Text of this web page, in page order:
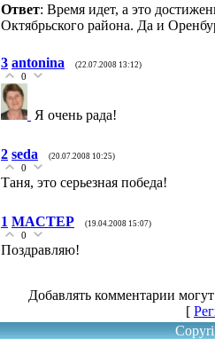
Ответ: Время идет, а это
Октябрьского района. Да и
3 antonina (22.07.2008 13:12)
0
Я очень рада!
2 seda (20.07.2008 10:25)
0
Таня, это серьезная победа!
1 MACTEP (19.04.2008 15:07)
0
Поздравляю!
Добавлять комментарии
[